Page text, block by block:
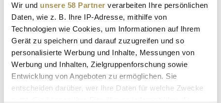
Wir und unsere 58 Partner verarbeiten Ihre persönlichen
Daten, wie z. B. Ihre IP-Adresse, mithilfe von
Technologien wie Cookies, um Informationen auf Ihrem
Gerät zu speichern und darauf zuzugreifen und so
personalisierte Werbung und Inhalte, Messungen von
Werbung und Inhalten, Zielgruppenforschung sowie
Entwicklung von Angeboten zu ermöglichen. Sie
entscheiden darüber, wer Ihre Daten für welche Zwecke
Wirtschaftsinformatiker Torben Hansen mit 1. April 2024 zum
neuen Vorsitzenden der Geschäftsführung. Neben Torben
Hansen, CEO und Vertrieb, besteht die künftige
Geschäftsführung des...
Carolin Klar